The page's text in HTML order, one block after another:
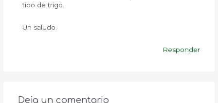
tipo de trigo.
Un saludo.
Responder
Deja un comentario